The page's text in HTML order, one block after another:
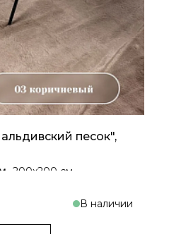
песок",
200x200 см
В наличии